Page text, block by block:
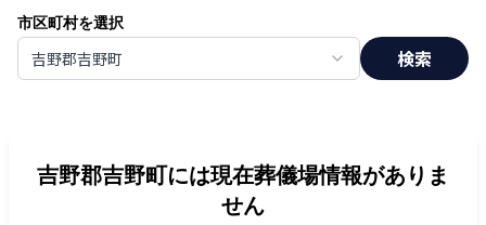
アフターサポート
会社概要 店舗用地募集
千葉県
北海道エリア
市区町村を選択
吉野郡吉野町 検索
吉野郡吉野町には現在葬儀場情報がありま
せん